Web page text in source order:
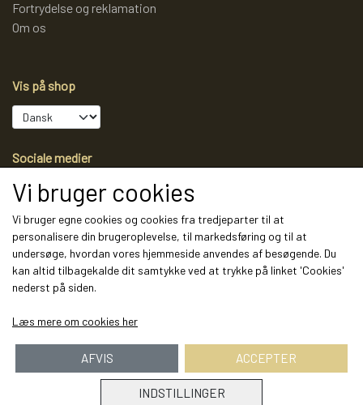
Fortrydelse og reklamation
Om os
Vis på shop
Sociale medier
Modtag vores nyhedsbrev via e-mail
Tilmeld
Vi bruger cookies
Vi bruger egne cookies og cookies fra tredjeparter til at
personalisere din brugeroplevelse, til markedsføring og til at
undersøge, hvordan vores hjemmeside anvendes af besøgende. Du
kan altid tilbagekalde dit samtykke ved at trykke på linket 'Cookies'
nederst på siden.
Læs mere om cookies her
INDSTILLINGER
AFVIS ACCEPTER